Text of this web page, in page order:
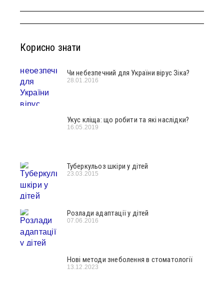
Корисно знати
Чи небезпечний для України вірус Зіка?
28.01.2016
Укус кліща: що робити та які наслідки?
16.05.2019
Туберкульоз шкіри у дітей
23.03.2015
Розлади адаптації у дітей
07.06.2016
Нові методи знеболення в стоматології
13.12.2023